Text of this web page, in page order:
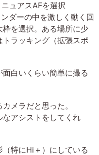
ュアスAFを選択
ダーの中を激しく動く回
を選択。ある場所に少
ラッキング（拡張スポ
白いくらい簡単に撮る
メラだと思った。
アシストをしてくれ
特にHi＋）にしている